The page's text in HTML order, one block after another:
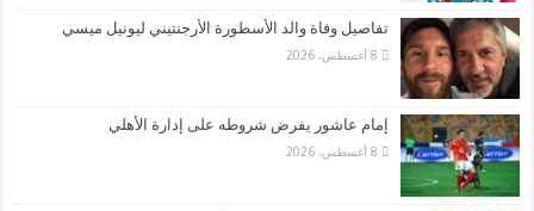
تفاصيل وفاة والد الأسطورة الأرجنتيني ليونيل ميسي
8 أغسطس، 2026
إمام عاشور يفرض شروطه على إدارة الأهلي
8 أغسطس، 2026